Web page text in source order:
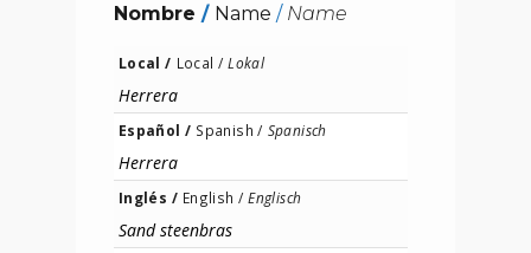
Nombre / Name / Name
Local / Local / Lokal
Herrera
Español / Spanish / Spanisch
Herrera
Inglés / English / Englisch
Sand steenbras